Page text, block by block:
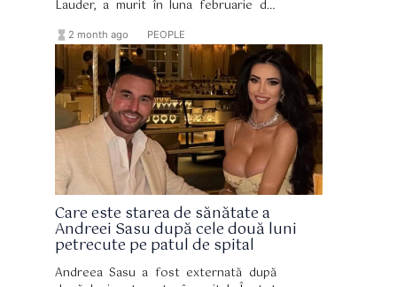
Lauder, a murit în luna februarie din
acute provocate de o embolie
pulmonară cauzată de material străin
introdus în urma unor injecții cu fillere
cosmetice.
hourglass_full 2 month ago PEOPLE
Care este starea de sănătate a
Andreei Sasu după cele două luni
petrecute pe patul de spital
Andreea Sasu a fost externată după